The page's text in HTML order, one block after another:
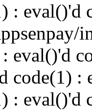
: eval()'d
eval()'d
code(1) :
: eval()'d